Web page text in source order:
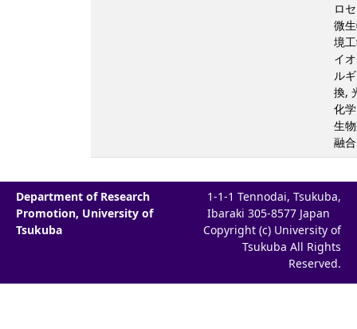
ロ
微
境
イ
ル
換,
化
生
融合
Department of Research
Promotion, University of
Tsukuba
1-1-1 Tennodai, Tsukuba,
Ibaraki 305-8577 Japan
Copyright (c) University of
Tsukuba All Rights
Reserved.